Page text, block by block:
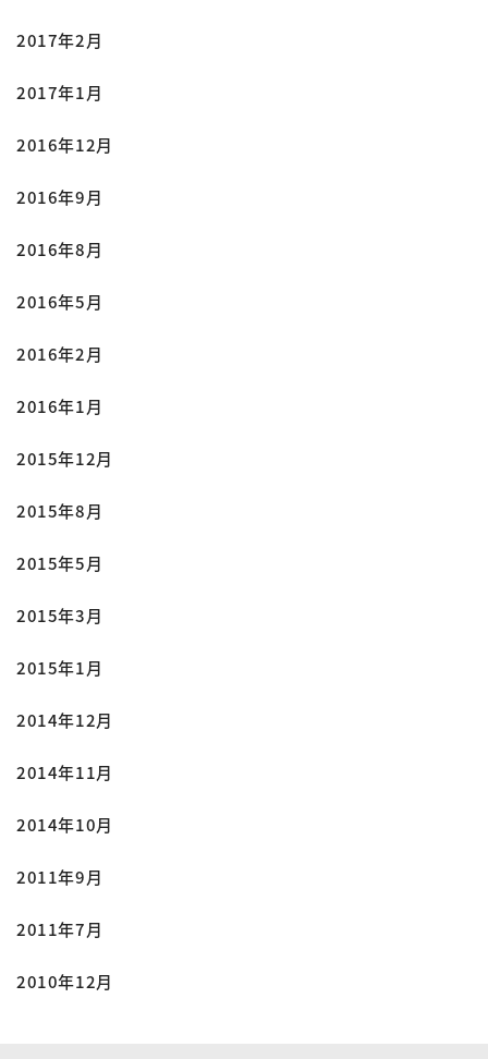
2017年2月
2017年1月
2016年12月
2016年9月
2016年8月
2016年5月
2016年2月
2016年1月
2015年12月
2015年8月
2015年5月
2015年3月
2015年1月
2014年12月
2014年11月
2014年10月
2011年9月
2011年7月
2010年12月